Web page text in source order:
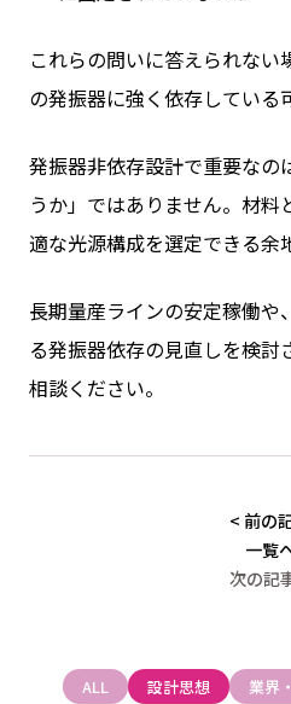
これらの問いに答えられな
の発振器に強く依存している
発振器非依存設計で重要なの
うか」ではありません。材
適な光源構成を選定できる余
長期量産ラインの安定稼働
る発振器依存の見直しを検
相談ください。
< 前の
一覧
次の記
ALL 設計思想 業界